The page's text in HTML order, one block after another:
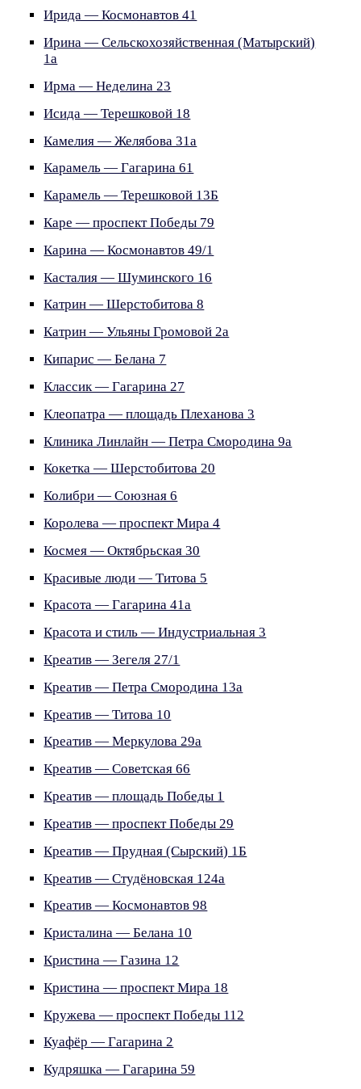
Ирида — Космонавтов 41
Ирина — Сельскохозяйственная (Матырский)
1а
Ирма — Неделина 23
Исида — Терешковой 18
Камелия — Желябова 31а
Карамель — Гагарина 61
Карамель — Терешковой 13Б
Каре — проспект Победы 79
Карина — Космонавтов 49/1
Касталия — Шуминского 16
Катрин — Шерстобитова 8
Катрин — Ульяны Громовой 2а
Кипарис — Белана 7
Классик — Гагарина 27
Клеопатра — площадь Плеханова 3
Клиника Линлайн — Петра Смородина 9а
Кокетка — Шерстобитова 20
Колибри — Союзная 6
Королева — проспект Мира 4
Космея — Октябрьская 30
Красивые люди — Титова 5
Красота — Гагарина 41а
Красота и стиль — Индустриальная 3
Креатив — Зегеля 27/1
Креатив — Петра Смородина 13а
Креатив — Титова 10
Креатив — Меркулова 29а
Креатив — Советская 66
Креатив — площадь Победы 1
Креатив — проспект Победы 29
Креатив — Прудная (Сырский) 1Б
Креатив — Студёновская 124а
Креатив — Космонавтов 98
Кристалина — Белана 10
Кристина — Газина 12
Кристина — проспект Мира 18
Кружева — проспект Победы 112
Куафёр — Гагарина 2
Кудряшка — Гагарина 59